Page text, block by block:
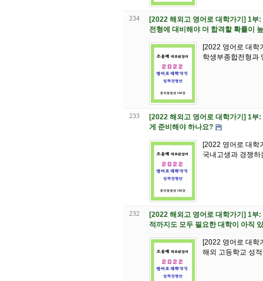
234
[2022 해외고 영어로 대학가기] 1부
전형에 대비해야 더 합격할 확률이
[2022 영어로 대학
학생부종합전형과
233
[2022 해외고 영어로 대학가기] 1부
게 준비해야 하나요?
[2022 영어로 대학
232
[2022 해외고 영어로 대학가기] 1부
적까지도 모두 필요한 대학이 아직
[2022 영어로 대학
해외 고등학교 성